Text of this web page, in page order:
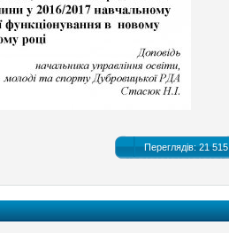
Переглядів:21 515